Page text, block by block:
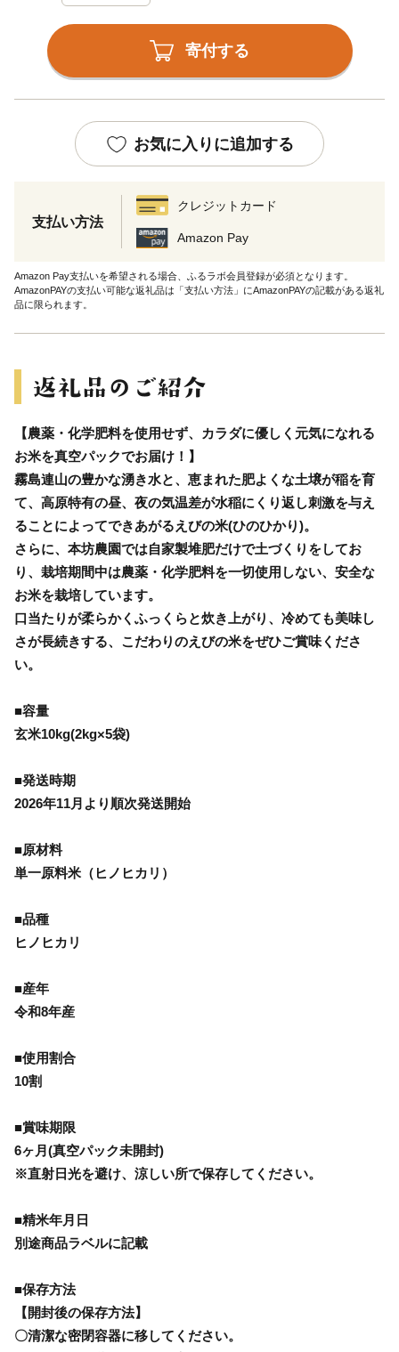
寄付する
お気に入りに追加する
支払い方法
クレジットカード
Amazon Pay
Amazon Pay支払いを希望される場合、ふるラボ会員登録が必須となります。
AmazonPAYの支払い可能な返礼品は「支払い方法」にAmazonPAYの記載がある返礼
品に限られます。
【農薬・化学肥料を使用せず、カラダに優しく元気になれる
お米を真空パックでお届け！】
霧島連山の豊かな湧き水と、恵まれた肥よくな土壌が稲を育
て、高原特有の昼、夜の気温差が水稲にくり返し刺激を与え
ることによってできあがるえびの米(ひのひかり)。
さらに、本坊農園では自家製堆肥だけで土づくりをしてお
り、栽培期間中は農薬・化学肥料を一切使用しない、安全な
お米を栽培しています。
口当たりが柔らかくふっくらと炊き上がり、冷めても美味し
さが長続きする、こだわりのえびの米をぜひご賞味くださ
い。
■容量
玄米10kg(2kg×5袋)
■発送時期
2026年11月より順次発送開始
■原材料
単一原料米（ヒノヒカリ）
■品種
ヒノヒカリ
■産年
令和8年産
■使用割合
10割
■賞味期限
6ヶ月(真空パック未開封)
※直射日光を避け、涼しい所で保存してください。
■精米年月日
別途商品ラベルに記載
■保存方法
【開封後の保存方法】
〇清潔な密閉容器に移してください。